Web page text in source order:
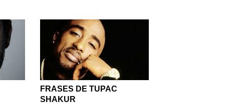
FRASES DE TUPAC
SHAKUR